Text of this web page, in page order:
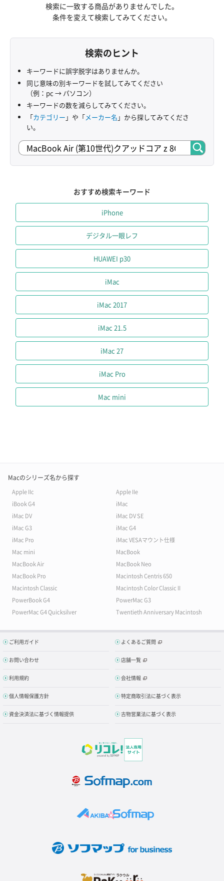
検索に一致する商品がありませんでした。
条件を変えて検索してみてください。
検索のヒント
キーワードに誤字脱字はありませんか。
同じ意味の別キーワードを試してみてください
（例：pc → パソコン）
キーワードの数を減らしてみてください。
「カテゴリー 」や「メーカー名 」から探してみてくださ
い。
おすすめ検索キーワード
iPhone
デジタル一眼レフ
HUAWEI p30
iMac
iMac 2017
iMac 21.5
iMac 27
iMac Pro
Mac mini
Macのシリーズ名から探す
Apple IIc
Apple IIe
iBook G4
iMac
iMac DV
iMac DV SE
iMac G3
iMac G4
iMac Pro
iMac VESAマウント仕様
Mac mini
MacBook
MacBook Air
MacBook Neo
MacBook Pro
Macintosh Centris 650
Macintosh Classic
Macintosh Color Classic II
PowerBook G4
PowerMac G3
PowerMac G4 Quicksilver
Twentieth Anniversary Macintosh
ご利用ガイド よくあるご質問
お問い合わせ 店舗一覧
利用規約 会社情報
個人情報保護方針 特定商取引法に基づく表示
資金決済法に基づく情報提供 古物営業法に基づく表示